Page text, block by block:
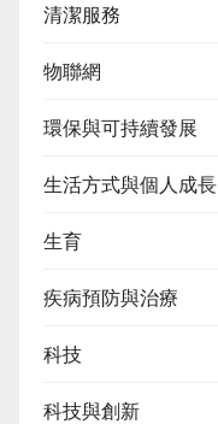
清潔服務
物聯網
環保與可持續發展
生活方式與個人成長
生育
疾病預防與治療
科技
科技與創新